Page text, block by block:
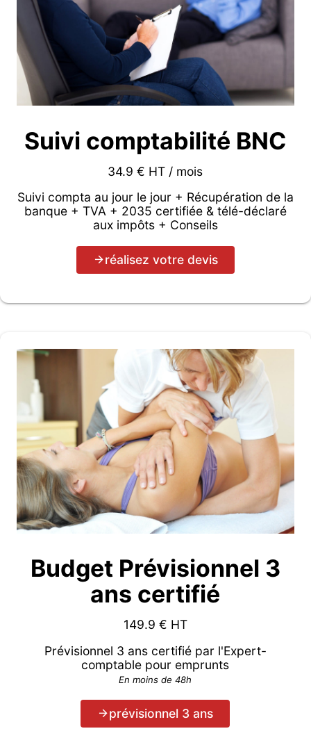
Suivi comptabilité BNC
34.9 € HT / mois
Suivi compta au jour le jour + Récupération de la
banque + TVA + 2035 certifiée & télé-déclaré
aux impôts + Conseils
réalisez votre devis
Budget Prévisionnel 3
ans certifié
149.9 € HT
Prévisionnel 3 ans certifié par l'Expert-
comptable pour emprunts
En moins de 48h
prévisionnel 3 ans